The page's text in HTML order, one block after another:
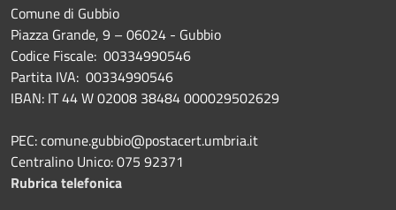
Comune di Gubbio
Piazza Grande, 9 – 06024 - Gubbio
Codice Fiscale: 00334990546
Partita IVA: 00334990546
IBAN: IT 44 W 02008 38484 000029502629
PEC: comune.gubbio@postacert.umbria.it
Centralino Unico: 075 92371
Rubrica telefonica